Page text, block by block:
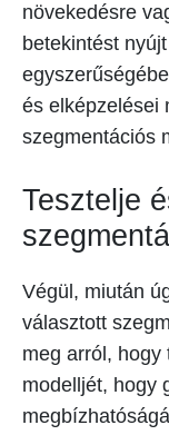
növekedésre
betekintést
és elképzelései
szegmentációs
Tesztelje
Végül, miután
választott
meg arról,
modelljét, hogy